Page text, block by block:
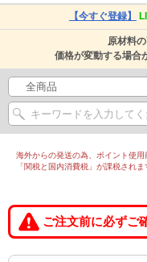
【今すぐ登録】
原材料
価格が変動する場合
海外からの発送の為、ポイント使
「関税と国内消費税」が課税されま
ご注文前に必ずご